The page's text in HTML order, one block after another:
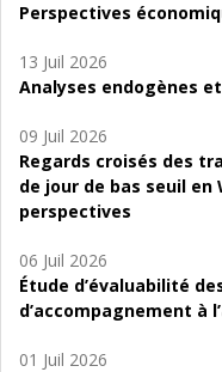
Perspectives
13 Juil 2026
Analyses endogènes et
09 Juil 2026
Regards croisés des
de jour de bas seuil en
perspectives
06 Juil 2026
Étude d’évaluabilité
d’accompagnement à
01 Juil 2026